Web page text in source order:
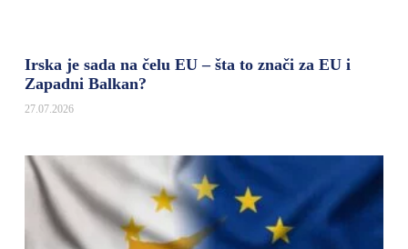
Irska je sada na čelu EU – šta to znači za EU i
Zapadni Balkan?
27.07.2026